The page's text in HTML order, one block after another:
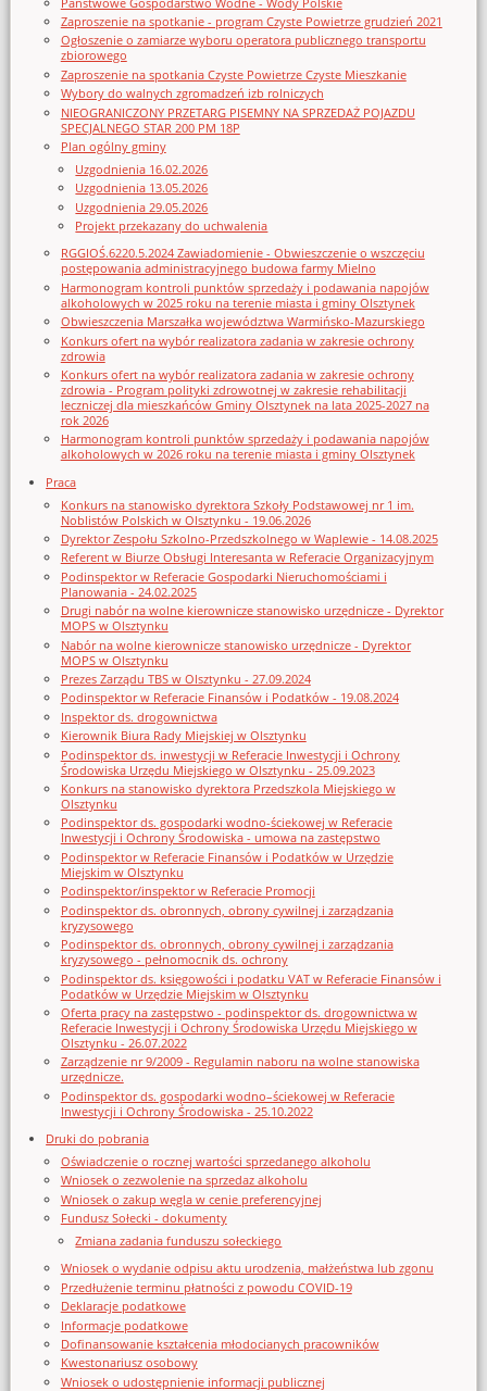
Zaproszenie na spotkanie - program Czyste Powietrze grudzień 2021
Ogłoszenie o zamiarze wyboru operatora publicznego transportu
zbiorowego
Zaproszenie na spotkania Czyste Powietrze Czyste Mieszkanie
Wybory do walnych zgromadzeń izb rolniczych
NIEOGRANICZONY PRZETARG PISEMNY NA SPRZEDAŻ POJAZDU
SPECJALNEGO STAR 200 PM 18P
Plan ogólny gminy
Uzgodnienia 16.02.2026
Uzgodnienia 13.05.2026
Uzgodnienia 29.05.2026
Projekt przekazany do uchwalenia
RGGIOŚ.6220.5.2024 Zawiadomienie - Obwieszczenie o wszczęciu
postępowania administracyjnego budowa farmy Mielno
Harmonogram kontroli punktów sprzedaży i podawania napojów
alkoholowych w 2025 roku na terenie miasta i gminy Olsztynek
Obwieszczenia Marszałka województwa Warmińsko-Mazurskiego
Konkurs ofert na wybór realizatora zadania w zakresie ochrony
zdrowia
Konkurs ofert na wybór realizatora zadania w zakresie ochrony
zdrowia - Program polityki zdrowotnej w zakresie rehabilitacji
leczniczej dla mieszkańców Gminy Olsztynek na lata 2025-2027 na
rok 2026
Harmonogram kontroli punktów sprzedaży i podawania napojów
alkoholowych w 2026 roku na terenie miasta i gminy Olsztynek
Praca
Konkurs na stanowisko dyrektora Szkoły Podstawowej nr 1 im.
Noblistów Polskich w Olsztynku - 19.06.2026
Dyrektor Zespołu Szkolno-Przedszkolnego w Waplewie - 14.08.2025
Referent w Biurze Obsługi Interesanta w Referacie Organizacyjnym
Podinspektor w Referacie Gospodarki Nieruchomościami i
Planowania - 24.02.2025
Drugi nabór na wolne kierownicze stanowisko urzędnicze - Dyrektor
MOPS w Olsztynku
Nabór na wolne kierownicze stanowisko urzędnicze - Dyrektor
MOPS w Olsztynku
Prezes Zarządu TBS w Olsztynku - 27.09.2024
Podinspektor w Referacie Finansów i Podatków - 19.08.2024
Inspektor ds. drogownictwa
Kierownik Biura Rady Miejskiej w Olsztynku
Podinspektor ds. inwestycji w Referacie Inwestycji i Ochrony
Środowiska Urzędu Miejskiego w Olsztynku - 25.09.2023
Konkurs na stanowisko dyrektora Przedszkola Miejskiego w
Olsztynku
Podinspektor ds. gospodarki wodno-ściekowej w Referacie
Inwestycji i Ochrony Środowiska - umowa na zastępstwo
Podinspektor w Referacie Finansów i Podatków w Urzędzie
Miejskim w Olsztynku
Podinspektor/inspektor w Referacie Promocji
Podinspektor ds. obronnych, obrony cywilnej i zarządzania
kryzysowego
Podinspektor ds. obronnych, obrony cywilnej i zarządzania
kryzysowego - pełnomocnik ds. ochrony
Podinspektor ds. księgowości i podatku VAT w Referacie Finansów i
Podatków w Urzędzie Miejskim w Olsztynku
Oferta pracy na zastępstwo - podinspektor ds. drogownictwa w
Referacie Inwestycji i Ochrony Środowiska Urzędu Miejskiego w
Olsztynku - 26.07.2022
Zarządzenie nr 9/2009 - Regulamin naboru na wolne stanowiska
urzędnicze.
Podinspektor ds. gospodarki wodno–ściekowej w Referacie
Inwestycji i Ochrony Środowiska - 25.10.2022
Druki do pobrania
Oświadczenie o rocznej wartości sprzedanego alkoholu
Wniosek o zezwolenie na sprzedaz alkoholu
Wniosek o zakup węgla w cenie preferencyjnej
Fundusz Sołecki - dokumenty
Zmiana zadania funduszu sołeckiego
Wniosek o wydanie odpisu aktu urodzenia, małżeństwa lub zgonu
Przedłużenie terminu płatności z powodu COVID-19
Deklaracje podatkowe
Informacje podatkowe
Dofinansowanie kształcenia młodocianych pracowników
Kwestonariusz osobowy
Wniosek o udostępnienie informacji publicznej